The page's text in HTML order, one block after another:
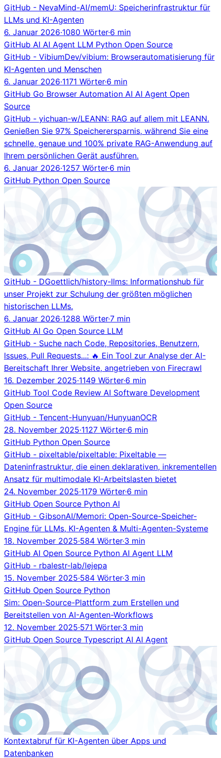
GitHub - NevaMind-AI/memU: Speicherinfrastruktur für
LLMs und KI-Agenten
6. Januar 2026·1080 Wörter·6 min
GitHub AI AI Agent LLM Python Open Source
GitHub - VibiumDev/vibium: Browserautomatisierung für
KI-Agenten und Menschen
6. Januar 2026·1171 Wörter·6 min
GitHub Go Browser Automation AI AI Agent Open
Source
GitHub - yichuan-w/LEANN: RAG auf allem mit LEANN.
Genießen Sie 97% Speicherersparnis, während Sie eine
schnelle, genaue und 100% private RAG-Anwendung auf
Ihrem persönlichen Gerät ausführen.
6. Januar 2026·1257 Wörter·6 min
GitHub Python Open Source
GitHub - DGoettlich/history-llms: Informationshub für
unser Projekt zur Schulung der größten möglichen
historischen LLMs.
6. Januar 2026·1288 Wörter·7 min
GitHub AI Go Open Source LLM
GitHub - Suche nach Code, Repositories, Benutzern,
Issues, Pull Requests...: 🔥 Ein Tool zur Analyse der AI-
Bereitschaft Ihrer Website, angetrieben von Firecrawl
16. Dezember 2025·1149 Wörter·6 min
GitHub Tool Code Review AI Software Development
Open Source
GitHub - Tencent-Hunyuan/HunyuanOCR
28. November 2025·1127 Wörter·6 min
GitHub Python Open Source
GitHub - pixeltable/pixeltable: Pixeltable —
Dateninfrastruktur, die einen deklarativen, inkrementellen
Ansatz für multimodale KI-Arbeitslasten bietet
24. November 2025·1179 Wörter·6 min
GitHub Open Source Python AI
GitHub - GibsonAI/Memori: Open-Source-Speicher-
Engine für LLMs, KI-Agenten & Multi-Agenten-Systeme
18. November 2025·584 Wörter·3 min
GitHub AI Open Source Python AI Agent LLM
GitHub - rbalestr-lab/lejepa
15. November 2025·584 Wörter·3 min
GitHub Open Source Python
Sim: Open-Source-Plattform zum Erstellen und
Bereitstellen von AI-Agenten-Workflows
12. November 2025·571 Wörter·3 min
GitHub Open Source Typescript AI AI Agent
Kontextabruf für KI-Agenten über Apps und
Datenbanken